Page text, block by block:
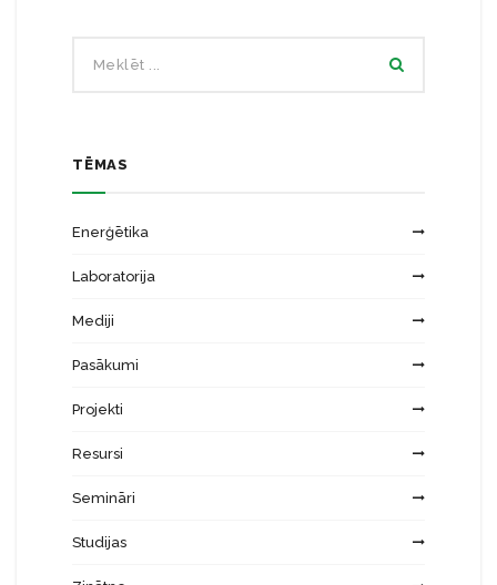
TĒMAS
Enerģētika
Laboratorija
Mediji
Pasākumi
Projekti
Resursi
Semināri
Studijas